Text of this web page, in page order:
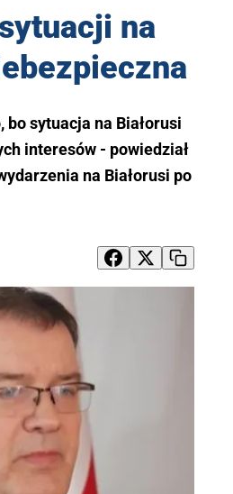
na
bo sytuacja na Białorusi
interesów - powiedział
na Białorusi po